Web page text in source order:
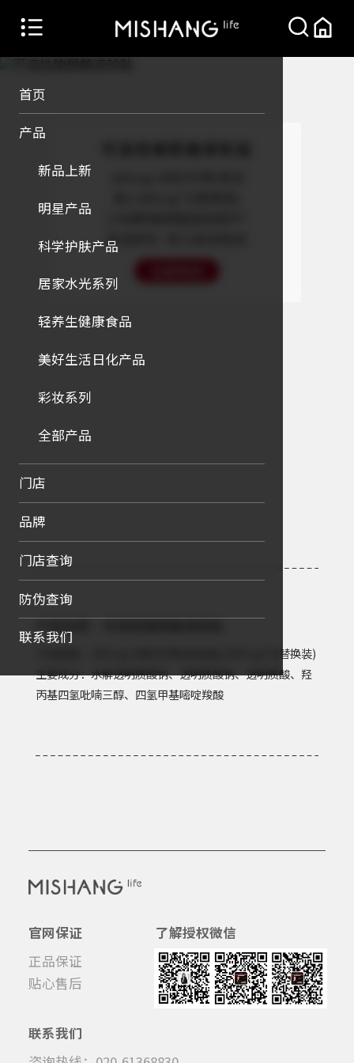
首页
产品
新品上新
明星产品
科学护肤产品
居家水光系列
轻养生健康食品
美好生活日化产品
彩妆系列
全部产品
门店
品牌
门店查询
防伪查询
联系我们
即溶即补  助力高效吸收
产品名称：可溶性玻尿酸滚轮贴
产品规格：285mg+滚轮手柄(单支装)/285mg*5(替换装)
主要成分：水解透明质酸钠、透明质酸钠、透明质酸、羟
丙基四氢吡喃三醇、四氢甲基嘧啶羧酸
官网保证
正品保证
贴心售后
了解授权微信
联系我们